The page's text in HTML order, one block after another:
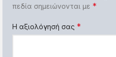
πεδία σημειώνονται με *
Η αξιολόγησή σας *